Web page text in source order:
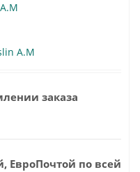
A.M
заказа
ЕвроПочтой по всей